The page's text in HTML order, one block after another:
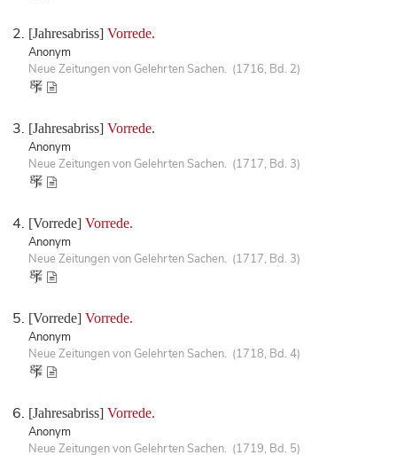
[Jahresabriss] Vorrede.
Anonym
Neue Zeitungen von Gelehrten Sachen. (1716, Bd. 2)
[Jahresabriss] Vorrede.
Anonym
Neue Zeitungen von Gelehrten Sachen. (1717, Bd. 3)
[Vorrede] Vorrede.
Anonym
Neue Zeitungen von Gelehrten Sachen. (1717, Bd. 3)
[Vorrede] Vorrede.
Anonym
Neue Zeitungen von Gelehrten Sachen. (1718, Bd. 4)
[Jahresabriss] Vorrede.
Anonym
Neue Zeitungen von Gelehrten Sachen. (1719, Bd. 5)